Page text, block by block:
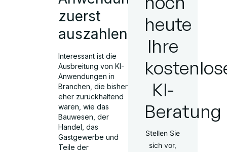
zuerst
auszahlen
Interessant ist die
Ausbreitung von KI-
Anwendungen in
Branchen, die bisher
eher zurückhaltend
waren, wie das
Bauwesen, der
Handel, das
Gastgewerbe und
Teile der
heute
Ihre
KI-
Beratung
Stellen Sie
sich vor,